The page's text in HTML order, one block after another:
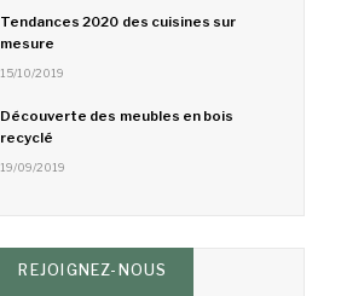
Tendances 2020 des cuisines sur
mesure
15/10/2019
Découverte des meubles en bois
recyclé
19/09/2019
REJOIGNEZ-NOUS